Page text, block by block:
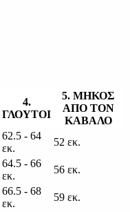
4.
ΓΛΟΥΤΟΙ
5. ΜΗΚΟΣ
ΑΠΟ ΤΟΝ
ΚΑΒΑΛΟ
62.5 - 64
εκ.
52 εκ.
64.5 - 66
εκ.
56 εκ.
66.5 - 68
εκ.
59 εκ.